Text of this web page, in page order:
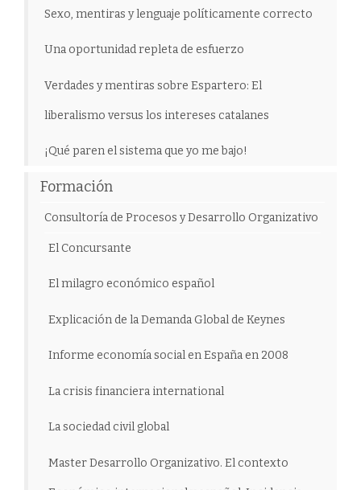
Sexo, mentiras y lenguaje políticamente correcto
Una oportunidad repleta de esfuerzo
Verdades y mentiras sobre Espartero: El
liberalismo versus los intereses catalanes
¡Qué paren el sistema que yo me bajo!
Formación
Consultoría de Procesos y Desarrollo Organizativo
El Concursante
El milagro económico español
Explicación de la Demanda Global de Keynes
Informe economía social en España en 2008
La crisis financiera international
La sociedad civil global
Master Desarrollo Organizativo. El contexto